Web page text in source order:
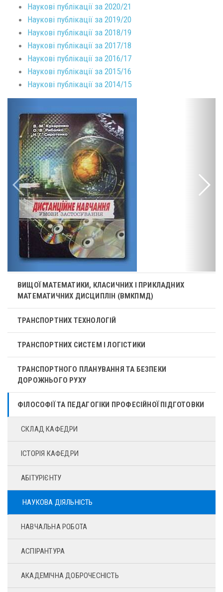
Наукові публікації за 2020/21
Наукові публікації за 2019/20
Наукові публікації за 2018/19
Наукові публікації за 2017/18
Наукові публікації за 2016/17
Наукові публікації за 2015/16
Наукові публікації за 2014/15
ВИЩОЇ МАТЕМАТИКИ, КЛАСИЧНИХ І ПРИКЛАДНИХ
МАТЕМАТИЧНИХ ДИСЦИПЛІН (ВМКПМД)
ТРАНСПОРТНИХ ТЕХНОЛОГІЙ
ТРАНСПОРТНИХ СИСТЕМ І ЛОГІСТИКИ
ТРАНСПОРТНОГО ПЛАНУВАННЯ ТА БЕЗПЕКИ
ДОРОЖНЬОГО РУХУ
ФІЛОСОФІЇ ТА ПЕДАГОГІКИ ПРОФЕСІЙНОЇ ПІДГОТОВКИ
СКЛАД КАФЕДРИ
ІСТОРІЯ КАФЕДРИ
АБІТУРІЄНТУ
НАУКОВА ДІЯЛЬНІСТЬ
НАВЧАЛЬНА РОБОТА
АСПІРАНТУРА
АКАДЕМІЧНА ДОБРОЧЕСНІСТЬ